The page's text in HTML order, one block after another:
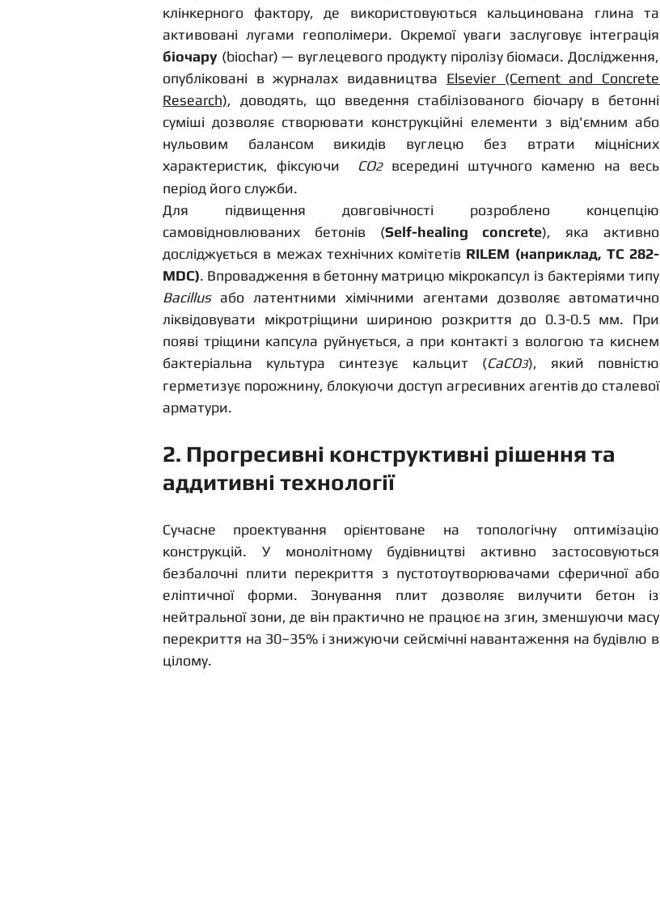
клінкерного фактору, де використовуються кальцинована глина та
біочару (biochar) — вуглецевого продукту піролізу біомаси. Дослідження,
опубліковані в журналах видавництва Elsevier (Cement and Concrete
Research), доводять, що введення стабілізованого біочару в бетонні
суміші дозволяє створювати конструкційні елементи з від'ємним або
нульовим балансом викидів вуглецю без втрати міцнісних
характеристик, фіксуючи CO2
всередині штучного каменю на весь
період його служби.
Для підвищення довговічності розроблено концепцію
самовідновлюваних бетонів (Self-healing concrete), яка активно
досліджується в межах технічних комітетів RILEM (наприклад, TC 282-
MDC)
Bacillus або латентними хімічними агентами дозволяє автоматично
ліквідовувати мікротріщини шириною розкриття до 0.3-0.5 мм. При
появі тріщини капсула руйнується, а при контакті з вологою та киснем
бактеріальна культура синтезує кальцит (CaCO3), який повністю
герметизує порожнину, блокуючи доступ агресивних агентів до сталевої
арматури.
2. Прогресивні конструктивні рішення та
аддитивні технології
Сучасне проектування орієнтоване на топологічну оптимізацію
конструкцій. У монолітному будівництві активно застосовуються
безбалочні плити перекриття з пустотоутворювачами сферичної або
еліптичної форми. Зонування плит дозволяє вилучити бетон із
нейтральної зони, де він практично не працює на згин, зменшуючи масу
перекриття на 30–35% і знижуючи сейсмічні навантаження на будівлю в
цілому.